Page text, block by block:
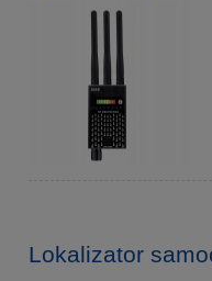
Lokalizator